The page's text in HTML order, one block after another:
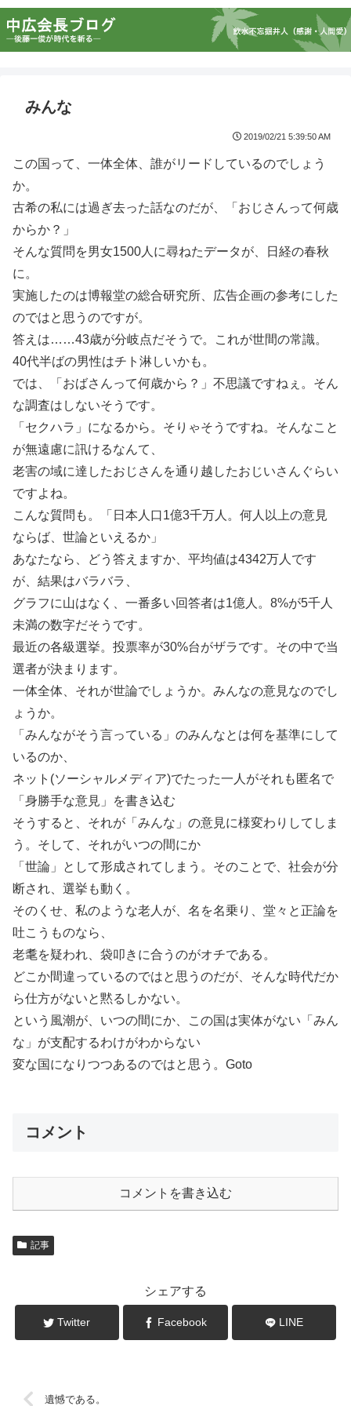
みんな
2019/02/21 5:39:50 AM
この国って、一体全体、誰がリードしているのでしょう
か。
古希の私には過ぎ去った話なのだが、「おじさんって何歳
からか？」
そんな質問を男女1500人に尋ねたデータが、日経の春秋
に。
実施したのは博報堂の総合研究所、広告企画の参考にした
のではと思うのですが。
答えは……43歳が分岐点だそうで。これが世間の常識。
40代半ばの男性はチト淋しいかも。
では、「おばさんって何歳から？」不思議ですねぇ。そん
な調査はしないそうです。
「セクハラ」になるから。そりゃそうですね。そんなこと
が無遠慮に訊けるなんて、
老害の域に達したおじさんを通り越したおじいさんぐらい
ですよね。
こんな質問も。「日本人口1億3千万人。何人以上の意見
ならば、世論といえるか」
あなたなら、どう答えますか、平均値は4342万人です
が、結果はバラバラ、
グラフに山はなく、一番多い回答者は1億人。8%が5千人
未満の数字だそうです。
最近の各級選挙。投票率が30%台がザラです。その中で当
選者が決まります。
一体全体、それが世論でしょうか。みんなの意見なのでし
ょうか。
「みんながそう言っている」のみんなとは何を基準にして
いるのか、
ネット(ソーシャルメディア)でたった一人がそれも匿名で
「身勝手な意見」を書き込む
そうすると、それが「みんな」の意見に様変わりしてしま
う。そして、それがいつの間にか
「世論」として形成されてしまう。そのことで、社会が分
断され、選挙も動く。
そのくせ、私のような老人が、名を名乗り、堂々と正論を
吐こうものなら、
老耄を疑われ、袋叩きに合うのがオチである。
どこか間違っているのではと思うのだが、そんな時代だか
ら仕方がないと黙るしかない。
という風潮が、いつの間にか、この国は実体がない「みん
な」が支配するわけがわからない
変な国になりつつあるのではと思う。Goto
コメント
コメントを書き込む
記事
シェアする
Twitter Facebook LINE
遺憾である。